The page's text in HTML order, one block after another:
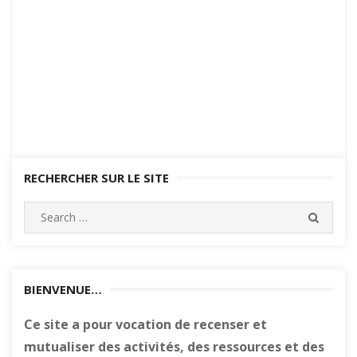
RECHERCHER SUR LE SITE
BIENVENUE…
Ce site a pour vocation de recenser et
mutualiser des activités, des ressources et des